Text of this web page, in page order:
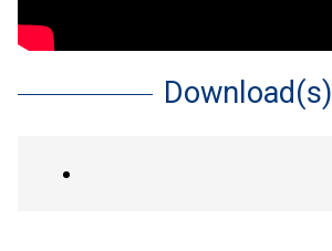
Download(s)